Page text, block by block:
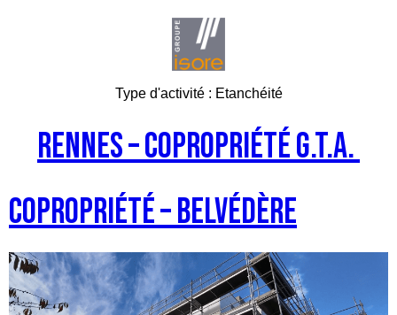
Type d'activité : Etanchéité
RENNES – Copropriété G.T.A.
Copropriété – Belvédère